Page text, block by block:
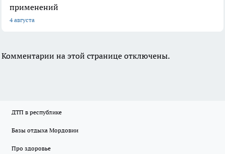
применений
4 августа
Комментарии на этой странице отключены.
ДТП в республике
Базы отдыха Мордовии
Про здоровье